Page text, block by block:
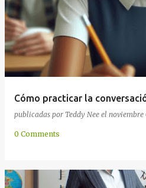
Cómo practicar la
publicadas por Teddy Nee el noviembre
0 Comments